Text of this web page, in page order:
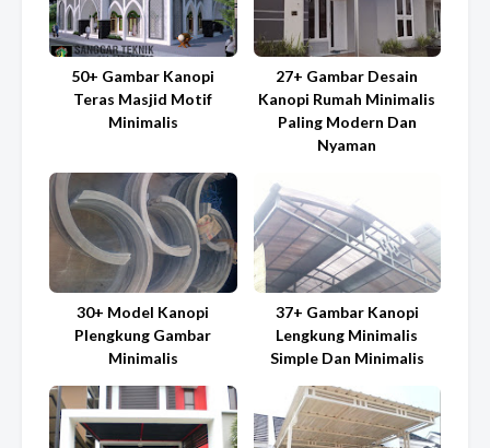
50+ Gambar Kanopi
Teras Masjid Motif
Minimalis
27+ Gambar Desain
Kanopi Rumah Minimalis
Paling Modern Dan
Nyaman
30+ Model Kanopi
Plengkung Gambar
Minimalis
37+ Gambar Kanopi
Lengkung Minimalis
Simple Dan Minimalis